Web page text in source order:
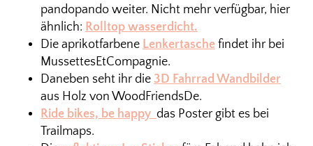
pandopando weiter. Nicht mehr verfügbar, hier
ähnlich: Rolltop wasserdicht.
Die aprikotfarbene Lenkertaschefindet ihr bei
MussettesEtCompagnie.
Daneben seht ihr die 3D Fahrrad Wandbilder
aus Holz von WoodFriendsDe.
Ride bikes, be happy das Poster gibt es bei
Trailmaps.